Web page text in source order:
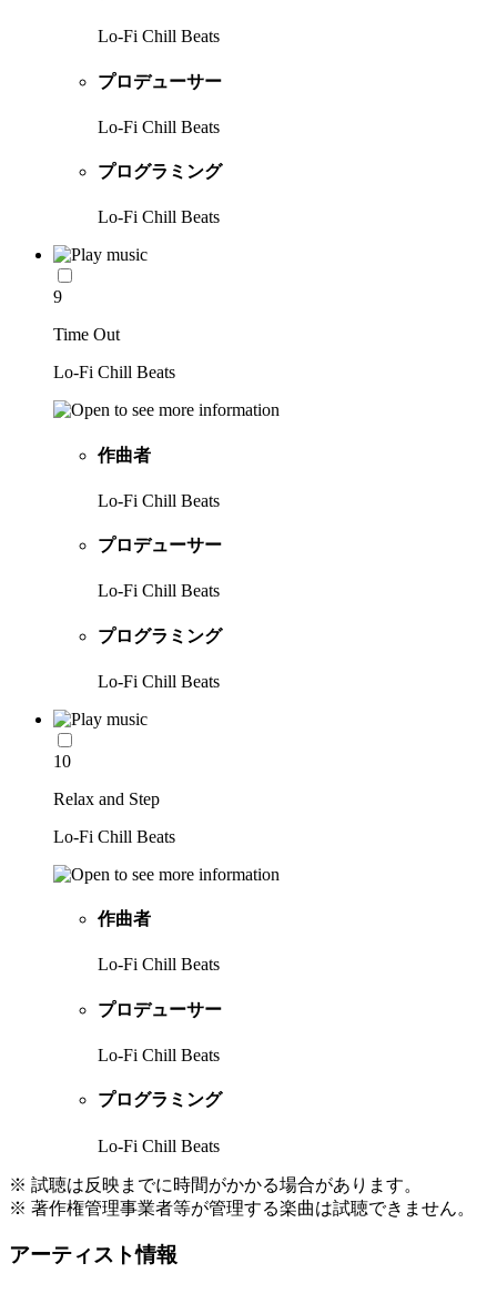
Lo-Fi Chill Beats
プロデューサー
Lo-Fi Chill Beats
プログラミング
Lo-Fi Chill Beats
9
Time Out
Lo-Fi Chill Beats
作曲者
Lo-Fi Chill Beats
プロデューサー
Lo-Fi Chill Beats
プログラミング
Lo-Fi Chill Beats
10
Relax and Step
Lo-Fi Chill Beats
作曲者
Lo-Fi Chill Beats
プロデューサー
Lo-Fi Chill Beats
プログラミング
Lo-Fi Chill Beats
※ 試聴は反映までに時間がかかる場合があります。
※ 著作権管理事業者等が管理する楽曲は試聴できません。
アーティスト情報